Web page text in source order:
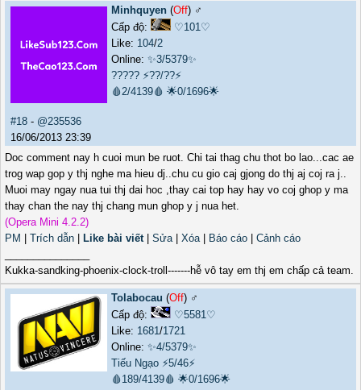
Minhquyen (Off) ♂️
Cấp độ:
♡101♡
Like: 104/2
Online: ✨3/5379✨
????? ⚡??/??⚡
🩸2/4139🩸 🌟0/1696🌟
#18 - @235536
16/06/2013 23:39
Doc comment nay h cuoi mun be ruot. Chi tai thag chu thot bo lao...cac ae
trog wap gop y thj nghe ma hieu dj..chu cu gio caj gjong do thj aj coj ra j..
Muoi may ngay nua tui thj dai hoc ,thay cai top hay hay vo coj ghop y ma
thay chan the nay thj chang mun ghop y j nua het.
(Opera Mini 4.2.2)
PM
Trích dẫn Like bài viết| Sửa| Xóa| Báo cáo
Cảnh cáo
Kukka-sandking-phoenix-clock-troll-------hễ vô tay em thj em chấp cả team.
Tolabocau (Off) ♂️
Cấp độ:
♡5581♡
Like: 1681/1721
Online: ✨4/5379✨
Tiếu Ngạo ⚡5/46⚡
🩸189/4139🩸 🌟0/1696🌟